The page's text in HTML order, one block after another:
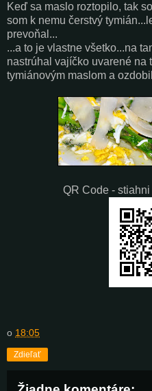
Keď sa maslo roztopilo, tak
som k nemu čerstvý
prevoňal...
...a to je vlastne všetko...na
nastrúhal vajíčko uvarené na
tymiánovým maslom a
QR Code -
o 18:05
Zdieľať